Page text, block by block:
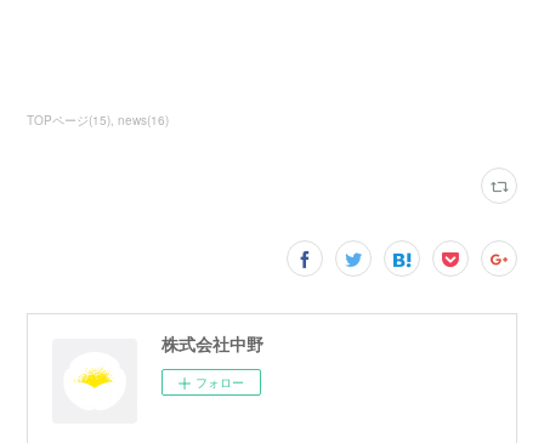
TOPページ(15) news(16)
株式会社中野
フォロー